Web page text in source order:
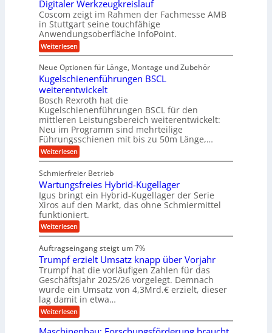
b
e
f
ü
r
r
a
u
e
U
m
g
e
b
u
n
g
e
n
g
s
e
i
n
g
a
n
g
c
h
t
i
g
e
a
l
s
M
a
s
c
h
i
n
e
n
t
r
i
e
b
e
f
r
p
r
ä
z
i
s
e
H
u
b
e
w
e
g
u
n
g
e
z
i
s
i
o
n
f
r
A
u
t
o
m
o
t
i
v
e
n
d
M
a
s
c
h
i
e
n
b
a
u
Digitaler Werkzeugkreislauf
Coscom zeigt im Rahmen der Fachmesse AMB
in Stuttgart seine touchfähige
Anwendungsoberfläche InfoPoint.
Weiterlesen:
D
g
i
t
a
l
e
r
W
e
r
k
z
e
u
g
k
r
e
i
s
a
u
f
Neue Optionen für Länge, Montage und Zubehör
Kugelschienenführungen BSCL
weiterentwickelt
Bosch Rexroth hat die
Kugelschienenführungen BSCL für den
mittleren Leistungsbereich weiterentwickelt:
Neu im Programm sind mehrteilige
Führungsschienen mit bis zu 50m Länge,…
Weiterlesen:
K
g
e
l
s
c
h
i
e
e
n
f
ü
h
r
u
n
g
e
Schmierfreier Betrieb
Wartungsfreies Hybrid-Kugellager
Igus bringt ein Hybrid-Kugellager der Serie
Xiros auf den Markt, das ohne Schmiermittel
funktioniert.
Weiterlesen:
W
r
t
u
n
g
s
r
e
i
Auftragseingang steigt um 7%
Trumpf erzielt Umsatz knapp über Vorjahr
Trumpf hat die vorläufigen Zahlen für das
Geschäftsjahr 2025/26 vorgelegt. Demnach
wurde ein Umsatz von 4,3Mrd.€ erzielt, dieser
lag damit in etwa…
Weiterlesen:
T